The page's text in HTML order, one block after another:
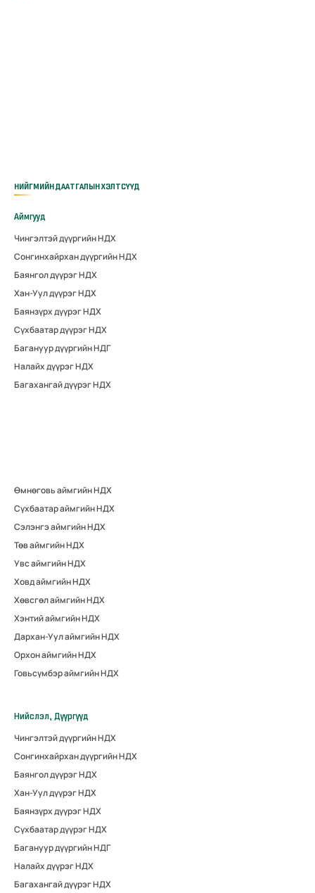
НИЙГМИЙН ДААТГАЛЫН ХЭЛТСҮҮД
Аймгууд
Чингэлтэй дүүргийн НДХ
Сонгинхайрхан дүүргийн НДХ
Баянгол дүүрэг НДХ
Хан-Уул дүүрэг НДХ
Баянзүрх дүүрэг НДХ
Сүхбаатар дүүрэг НДХ
Багануур дүүргийн НДГ
Налайх дүүрэг НДХ
Багахангай дүүрэг НДХ
Өмнөговь аймгийн НДХ
Сүхбаатар аймгийн НДХ
Сэлэнгэ аймгийн НДХ
Төв аймгийн НДХ
Увс аймгийн НДХ
Ховд аймгийн НДХ
Хөвсгөл аймгийн НДХ
Хэнтий аймгийн НДХ
Дархан-Уул аймгийн НДХ
Орхон аймгийн НДХ
Говьсүмбэр аймгийн НДХ
Нийслэл, Дүүргүүд
Чингэлтэй дүүргийн НДХ
Сонгинхайрхан дүүргийн НДХ
Баянгол дүүрэг НДХ
Хан-Уул дүүрэг НДХ
Баянзүрх дүүрэг НДХ
Сүхбаатар дүүрэг НДХ
Багануур дүүргийн НДГ
Налайх дүүрэг НДХ
Багахангай дүүрэг НДХ